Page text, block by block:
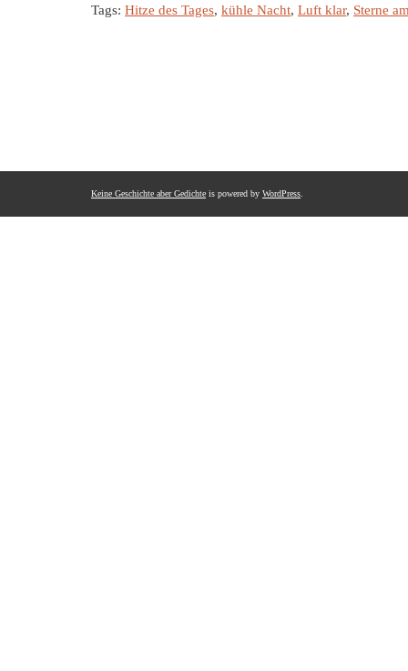
Tags: Hitze des Tages, kühle Nacht, Luft klar, Sterne
Keine Geschichte aber Gedichte is powered by WordPress